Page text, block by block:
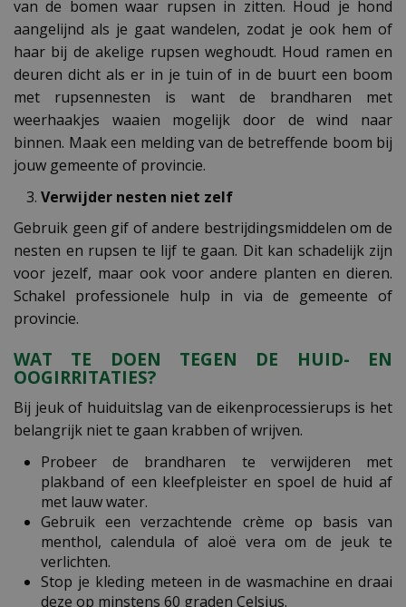
van de bomen waar rupsen in zitten. Houd je hond
aangelijnd als je gaat wandelen, zodat je ook hem of
haar bij de akelige rupsen weghoudt. Houd ramen en
deuren dicht als er in je tuin of in de buurt een boom
met rupsennesten is want de brandharen met
weerhaakjes waaien mogelijk door de wind naar
binnen. Maak een melding van de betreffende boom bij
jouw gemeente of provincie.
Verwijder nesten niet zelf
Gebruik geen gif of andere bestrijdingsmiddelen om de
nesten en rupsen te lijf te gaan. Dit kan schadelijk zijn
voor jezelf, maar ook voor andere planten en dieren.
Schakel professionele hulp in via de gemeente of
provincie.
WAT TE DOEN TEGEN DE HUID- EN
OOGIRRITATIES?
Bij jeuk of huiduitslag van de eikenprocessierups is het
belangrijk niet te gaan krabben of wrijven.
Probeer de brandharen te verwijderen met
plakband of een kleefpleister en spoel de huid af
met lauw water.
Gebruik een verzachtende crème op basis van
menthol, calendula of aloë vera om de jeuk te
verlichten.
Stop je kleding meteen in de wasmachine en draai
deze op minstens 60 graden Celsius.